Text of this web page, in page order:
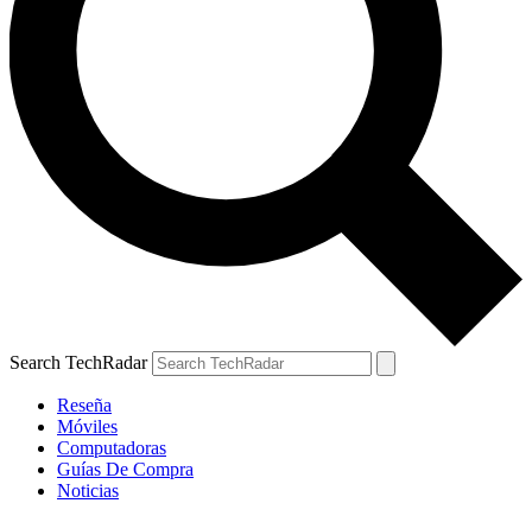
Search TechRadar
Reseña
Móviles
Computadoras
Guías De Compra
Noticias